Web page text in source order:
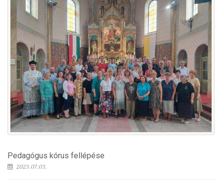
Pedagógus kórus fellépése
2023.07.03.